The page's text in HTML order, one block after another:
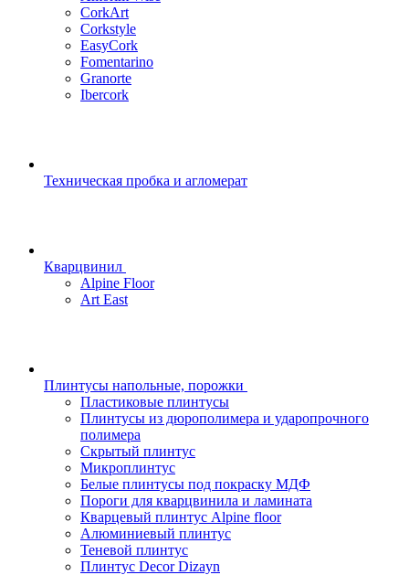
CorkArt
Corkstyle
EasyCork
Fomentarino
Granorte
Ibercork
Техническая пробка и агломерат
Кварцвинил
Alpine Floor
Art East
Плинтусы напольные, порожки
Пластиковые плинтусы
Плинтусы из дюрополимера и ударопрочного
полимера
Скрытый плинтус
Микроплинтус
Белые плинтусы под покраску МДФ
Пороги для кварцвинила и ламината
Кварцевый плинтус Alpine floor
Алюминиевый плинтус
Теневой плинтус
Плинтус Decor Dizayn